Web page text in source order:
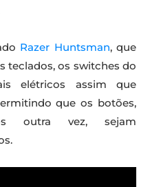
Razer Huntsman, que
teclados, os switches do
elétricos assim que
que os botões,
outra vez, sejam